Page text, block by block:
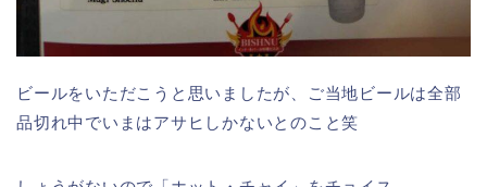
ビールをいただこうと思いましたが、ご当地ビールは全部
品切れ中でいまはアサヒしかないとのこと笑